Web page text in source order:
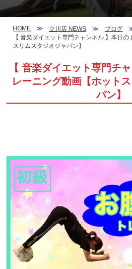
HOME 立川店 NEWS
ブログ
【 音楽ダイエット専門チャンネル 】本日
スリムスタジオジャパン】
【 音楽ダイエット専門チ
レーニング動画【ホット
パン】